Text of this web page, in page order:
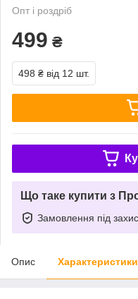
Опт і роздріб
499 ₴
498 ₴ від 12 шт.
Що таке купити з
Замовлення під
Опис Характеристики